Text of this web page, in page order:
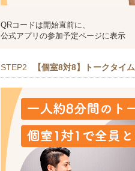
QRコードは開始直前に、
公式アプリの参加予定ページに表示
STEP2 【個室8対8】トークタイム